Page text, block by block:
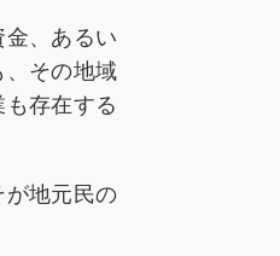
、あるい
その地域
存在する
地元民の